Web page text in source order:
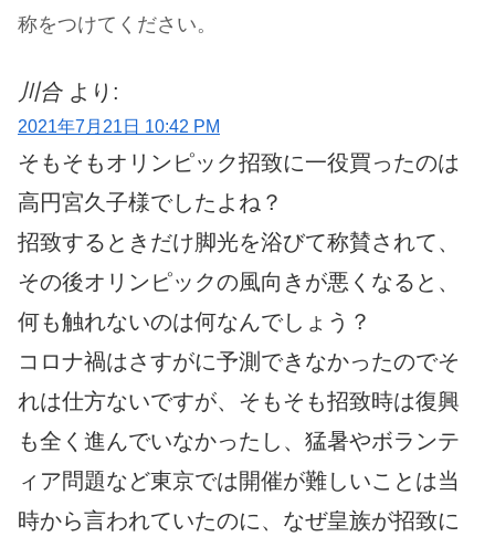
称をつけてください。
川合 より:
2021年7月21日 10:42 PM
そもそもオリンピック招致に一役買ったのは
高円宮久子様でしたよね？
招致するときだけ脚光を浴びて称賛されて、
その後オリンピックの風向きが悪くなると、
何も触れないのは何なんでしょう？
コロナ禍はさすがに予測できなかったのでそ
れは仕方ないですが、そもそも招致時は復興
も全く進んでいなかったし、猛暑やボランテ
ィア問題など東京では開催が難しいことは当
時から言われていたのに、なぜ皇族が招致に